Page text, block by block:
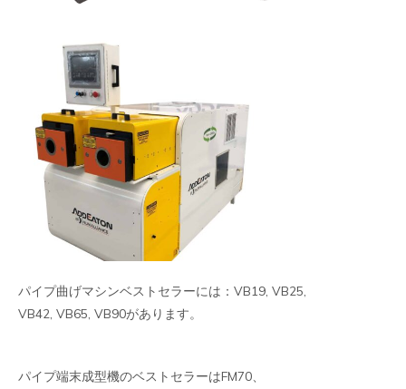
パイプ曲げマシンベストセラーには：VB19, VB25,
VB42, VB65, VB90があります。
パイプ端末成型機のベストセラーはFM70、